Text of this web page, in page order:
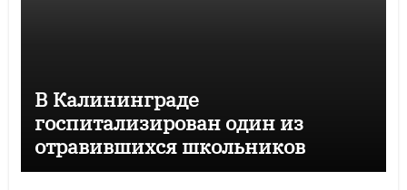
В Калининграде
госпитализирован один из
отравившихся школьников